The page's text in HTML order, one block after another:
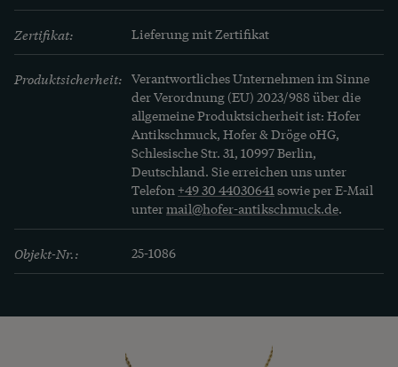
Zertifikat: Lieferung mit Zertifikat
Produktsicherheit: Verantwortliches Unternehmen im Sinne
der Verordnung (EU) 2023/988 über die
allgemeine Produktsicherheit ist: Hofer
Antikschmuck, Hofer & Dröge oHG,
Schlesische Str. 31, 10997 Berlin,
Deutschland. Sie erreichen uns unter
Telefon +49 30 44030641sowie per E-Mail
untermail@hofer-antikschmuck.de.
Objekt-Nr.: 25-1086